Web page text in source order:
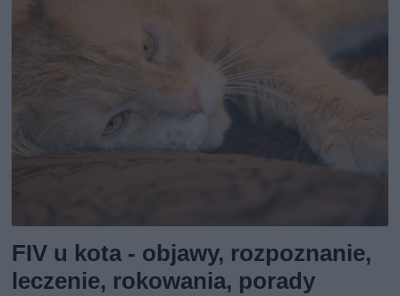
FIV u kota - objawy, rozpoznanie,
leczenie, rokowania, porady